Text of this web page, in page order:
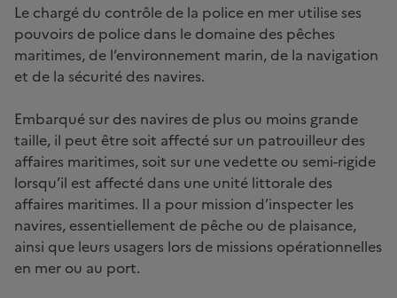
Le chargé du contrôle de la police en mer utilise ses
pouvoirs de police dans le domaine des pêches
maritimes, de l’environnement marin, de la navigation
et de la sécurité des navires.
Embarqué sur des navires de plus ou moins grande
taille, il peut être soit affecté sur un patrouilleur des
affaires maritimes, soit sur une vedette ou semi-rigide
lorsqu’il est affecté dans une unité littorale des
affaires maritimes. Il a pour mission d’inspecter les
navires, essentiellement de pêche ou de plaisance,
ainsi que leurs usagers lors de missions opérationnelles
en mer ou au port.